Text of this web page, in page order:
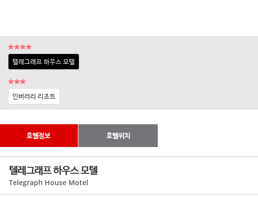
★★★★
텔레그래프 하우스 모텔
★★★
인버러리 리조트
호텔정보 호텔위치
텔레그래프 하우스 모텔
Telegraph House Motel